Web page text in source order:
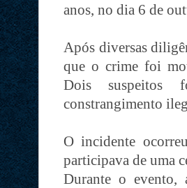
anos, no dia 6 de
Após diversas
que o crime foi
Dois suspeitos
constrangimento
O incidente
participava de uma
Durante o evento,